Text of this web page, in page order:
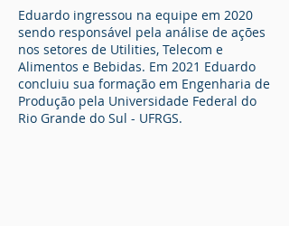
Eduardo ingressou na equipe em 2020
sendo responsável pela análise de ações
nos setores de Utilities, Telecom e
Alimentos e Bebidas. Em 2021 Eduardo
concluiu sua formação em Engenharia de
Produção pela Universidade Federal do
Rio Grande do Sul - UFRGS.